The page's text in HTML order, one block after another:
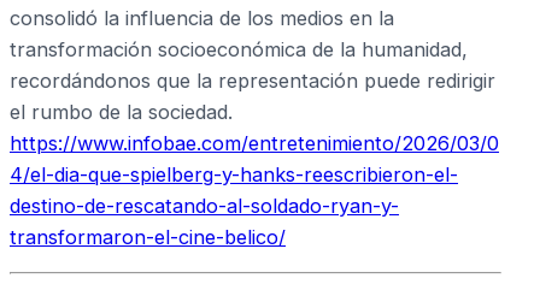
consolidó la influencia de los medios en la
transformación socioeconómica de la humanidad,
recordándonos que la representación puede redirigir
el rumbo de la sociedad.
https://www.infobae.com/entretenimiento/2026/03/0
4/el-dia-que-spielberg-y-hanks-reescribieron-el-
destino-de-rescatando-al-soldado-ryan-y-
transformaron-el-cine-belico/